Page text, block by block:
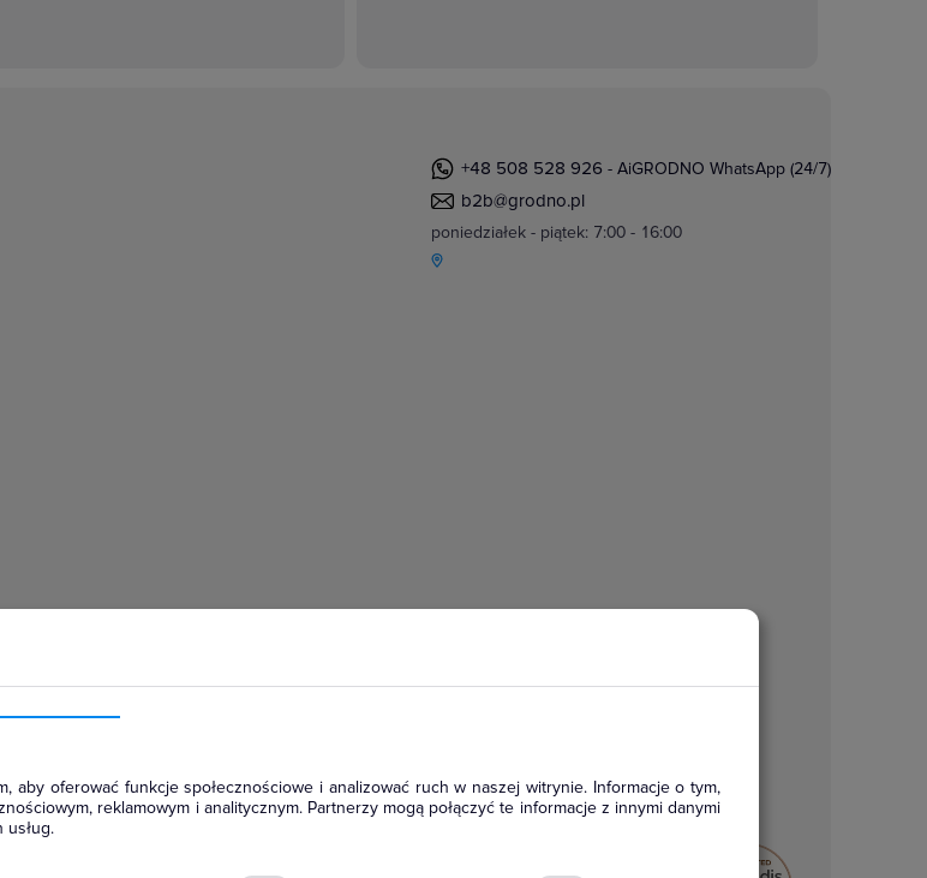
aby oferować funkcje społecznościowe i analizować ruch w naszej witrynie. Informacje o tym,
reklamowym i analitycznym. Partnerzy mogą połączyć te informacje z innymi danymi
usług.
+48 508 528 926 - AiGRODNO WhatsApp (24/7)
b2b@grodno.pl
poniedziałek - piątek: 7:00 - 16:00